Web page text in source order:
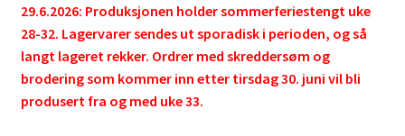
29.6.2026: Produksjonen holder sommerferiestengt uke
28-32. Lagervarer sendes ut sporadisk i perioden, og så
langt lageret rekker. Ordrer med skreddersøm og
brodering som kommer inn etter tirsdag 30. juni vil bli
produsert fra og med uke 33.